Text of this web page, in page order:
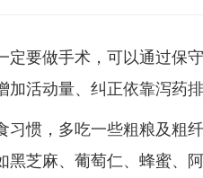
定要做手术，可以通过保
加活动量、纠正依靠泻药
习惯，多吃一些粗粮及粗
黑芝麻、葡萄仁、蜂蜜、